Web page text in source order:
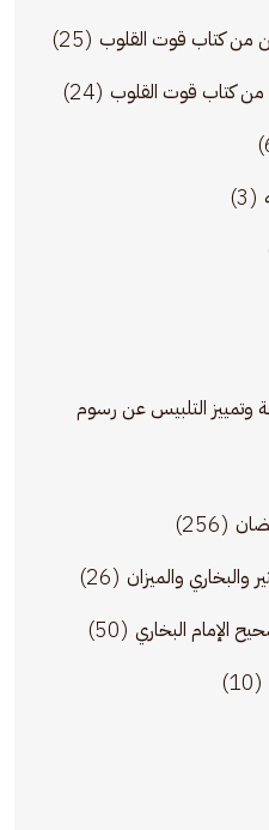
من كتاب قوت القلوب (25)
من كتاب قوت القلوب (24)
(3)
التلبيس عن رسوم
(256)
والميزان (26)
الإمام البخاري (50)
(10)